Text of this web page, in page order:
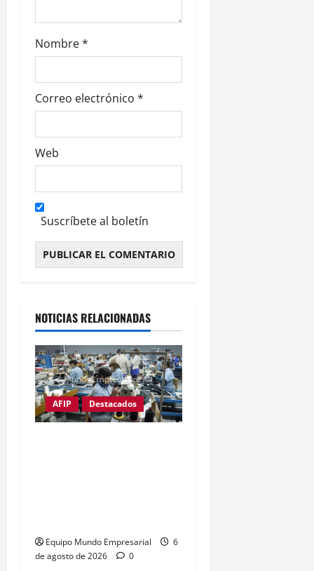
a
s
Nombre*
Correo electrónico *
Web
Suscríbete al boletín
NOTICIAS RELACIONADAS
AFIP Destacados
Equipo Mundo Empresarial
6
de agosto de 2026
0